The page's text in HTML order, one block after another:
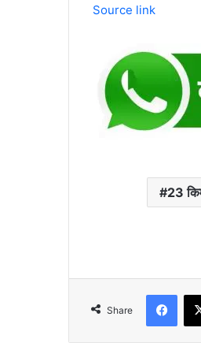
Source link
23
Share